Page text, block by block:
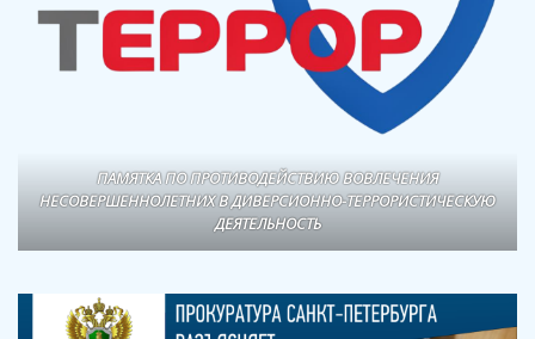
ПАМЯТКА ПО ПРОТИВОДЕЙСТВИЮ ВОВЛЕЧЕНИЯ
НЕСОВЕРШЕННОЛЕТНИХ В ДИВЕРСИОННО-ТЕРРОРИСТИЧЕСКУЮ
ДЕЯТЕЛЬНОСТЬ